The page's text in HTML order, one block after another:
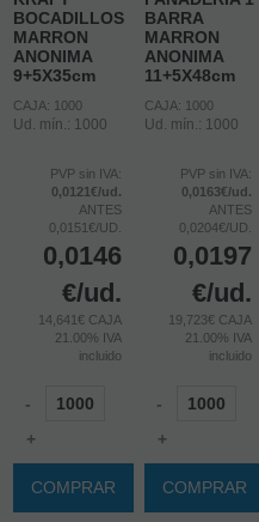
BOCADILLOS
MARRON
ANONIMA
9+5X35cm
CAJA: 1000
Ud. mín.: 1000
PVP sin IVA:
0,0121€/ud.
ANTES
0,0151€/UD.
0,0146
€/ud.
14,641€ CAJA
21.00% IVA
incluido
-
+
COMPRAR
BARRA
MARRON
ANONIMA
11+5X48cm
CAJA: 1000
Ud. mín.: 1000
PVP sin IVA:
0,0163€/ud.
ANTES
0,0204€/UD.
0,0197
€/ud.
19,723€ CAJA
21.00% IVA
incluido
-
+
COMPRAR